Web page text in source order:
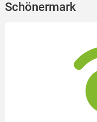
Schönermark